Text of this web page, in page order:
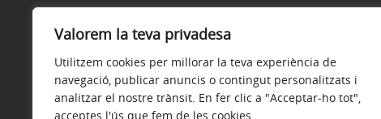
Valorem la teva privadesa
Utilitzem cookies per millorar la teva experiència de
navegació, publicar anuncis o contingut personalitzats i
analitzar el nostre trànsit. En fer clic a "Acceptar-ho tot",
acceptes l'ús que fem de les cookies.
Horari
Avís legal Política de privacitat